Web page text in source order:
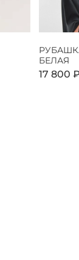
БЕЛАЯ
17 800